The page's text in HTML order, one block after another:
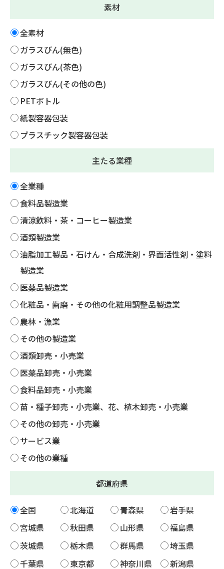
素材
全素材
ガラスびん(無色)
ガラスびん(茶色)
ガラスびん(その他の色)
PETボトル
紙製容器包装
プラスチック製容器包装
主たる業種
全業種
食料品製造業
清涼飲料・茶・コーヒー製造業
酒類製造業
油脂加工製品・石けん・合成洗剤・界面活性剤・塗料
製造業
医薬品製造業
化粧品・歯磨・その他の化粧用調整品製造業
農林・漁業
その他の製造業
酒類卸売・小売業
医薬品卸売・小売業
食料品卸売・小売業
苗・種子卸売・小売業、花、植木卸売・小売業
その他の卸売・小売業
サービス業
その他の業種
都道府県
全国 北海道 青森県
岩手県
宮城県
秋田県 山形県
福島県
茨城県
栃木県 群馬県
埼玉県
千葉県
東京都 神奈川県 新潟県